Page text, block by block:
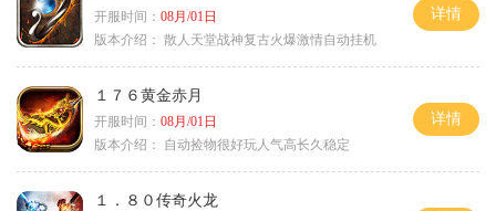
开服时间： 08月/01日
版本介绍： 散人天堂战神复古火爆激情自动挂机
详情
１７６黄金赤月
开服时间： 08月/01日
版本介绍：
自动捡物很好玩人气高长久稳定
详情
１．８０传奇火龙